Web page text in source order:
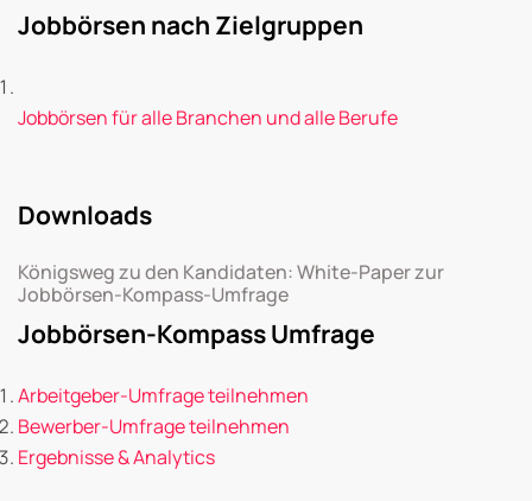
Jobbörsen nach Zielgruppen
Jobbörsen für alle Branchen und alle Berufe
Downloads
Königsweg zu den Kandidaten: White-Paper zur
Jobbörsen-Kompass-Umfrage
Jobbörsen-Kompass Umfrage
Arbeitgeber-Umfrage teilnehmen
Bewerber-Umfrage teilnehmen
Ergebnisse & Analytics